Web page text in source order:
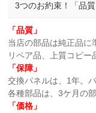
3つのお約束！「品
「品質」
当店の部品は純正品に
リペア品、上質コピー
「保障」
交換パネルは、1年。
各種部品は、3ケ月の
「価格」